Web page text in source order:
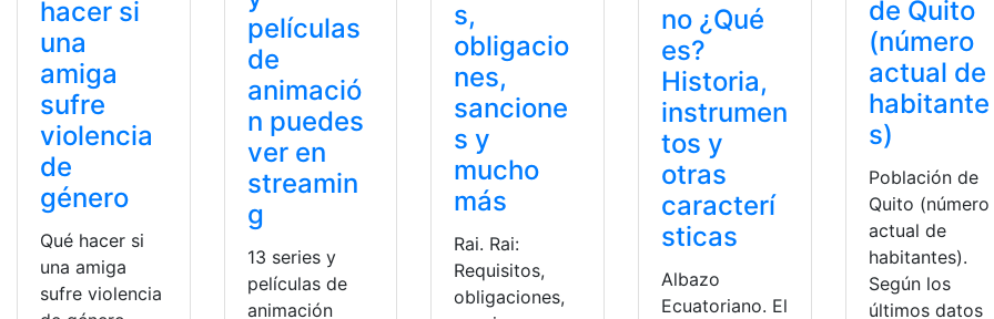
hacer si
una
amiga
sufre
violencia
de
género
Qué hacer si
una amiga
sufre violencia
películas
de
animació
n puedes
ver en
streamin
g
13 series y
películas de
animación
s,
obligacio
nes,
sancione
s y
mucho
más
Rai. Rai:
Requisitos,
obligaciones,
no ¿Qué
es?
Historia,
instrumen
tos y
otras
caracterí
sticas
Albazo
Ecuatoriano. El
de Quito
(número
actual de
habitante
s)
Población de
Quito (número
actual de
habitantes).
Según los
últimos datos